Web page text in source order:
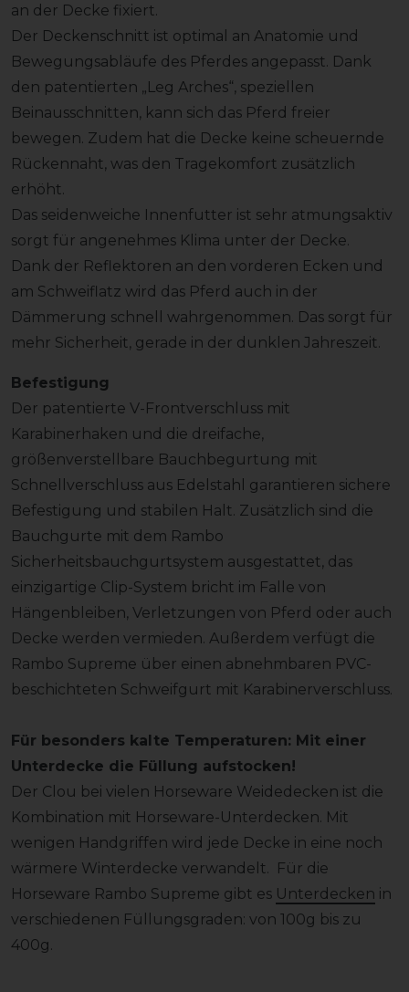
an der Decke fixiert.
Der Deckenschnitt ist optimal an Anatomie und
Bewegungsabläufe des Pferdes angepasst. Dank
den patentierten „Leg Arches“, speziellen
Beinausschnitten, kann sich das Pferd freier
bewegen. Zudem hat die Decke keine scheuernde
Rückennaht, was den Tragekomfort zusätzlich
erhöht.
Das seidenweiche Innenfutter ist sehr atmungsaktiv
sorgt für angenehmes Klima unter der Decke.
Dank der Reflektoren an den vorderen Ecken und
am Schweiflatz wird das Pferd auch in der
Dämmerung schnell wahrgenommen. Das sorgt für
mehr Sicherheit, gerade in der dunklen Jahreszeit.
Befestigung
Der patentierte V-Frontverschluss mit
Karabinerhaken und die dreifache,
größenverstellbare Bauchbegurtung mit
Schnellverschluss aus Edelstahl garantieren sichere
Befestigung und stabilen Halt. Zusätzlich sind die
Bauchgurte mit dem Rambo
Sicherheitsbauchgurtsystem ausgestattet, das
einzigartige Clip-System bricht im Falle von
Hängenbleiben, Verletzungen von Pferd oder auch
Decke werden vermieden. Außerdem verfügt die
Rambo Supreme über einen abnehmbaren PVC-
beschichteten Schweifgurt mit Karabinerverschluss.
Für besonders kalte Temperaturen: Mit einer
Unterdecke die Füllung aufstocken!
Der Clou bei vielen Horseware Weidedecken ist die
Kombination mit Horseware-Unterdecken. Mit
wenigen Handgriffen wird jede Decke in eine noch
wärmere Winterdecke verwandelt. Für die
Horseware Rambo Supreme gibt es Unterdecken in
verschiedenen Füllungsgraden: von 100g bis zu
400g.